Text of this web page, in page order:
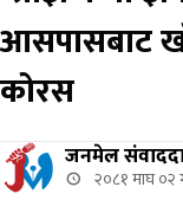
आसपासबाट
कोरस
जनमेल
२०८१ माघ